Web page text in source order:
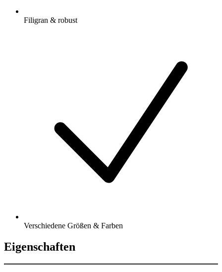
Filigran & robust
Verschiedene Größen & Farben
Eigenschaften